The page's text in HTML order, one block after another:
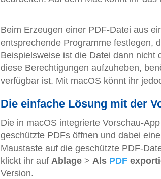
Beim Erzeugen einer PDF-Datei aus
entsprechende Programme festlegen,
Beispielsweise ist die Datei dann nicht
diese Berechtigungen aufzuheben,
verfügbar ist. Mit macOS könnt ihr
Die einfache Lösung mit der
Die in macOS integrierte Vorschau-
geschützte PDFs öffnen und dabei
Maustaste auf die geschützte PDF-
klickt ihr auf Ablage > Als PDF
Version.